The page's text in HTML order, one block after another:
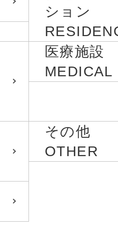
ション
医療施設
MEDICAL
その他
OTHER